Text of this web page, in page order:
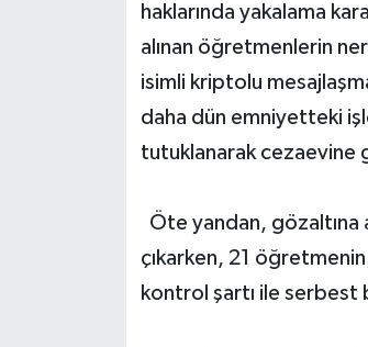
haklarında yakalama
alınan öğretmenlerin
isimli kriptolu
daha dün emniyetteki
tutuklanarak
Öte yandan, gözaltına
çıkarken, 21
kontrol şartı ile serbest